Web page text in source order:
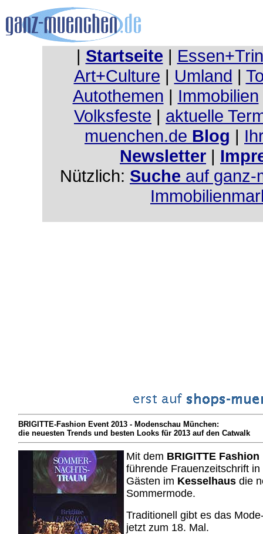
| Startseite |
Art+Culture | Umland |
Autothemen | Immobilien
Volksfeste | aktuelle
muenchen.de Blog |
Newsletter |
Nützlich: Suche auf ganz-
BRIGITTE-Fashion Event 2013 - Modenschau München:
die neuesten Trends und besten Looks für 2013 auf den Catwalk
Mit dem BRIGITTE Fashion
führende Frauenzeitschrift
Gästen im Kesselhaus die
Sommermode.
Traditionell gibt es das
jetzt zum 18. Mal.